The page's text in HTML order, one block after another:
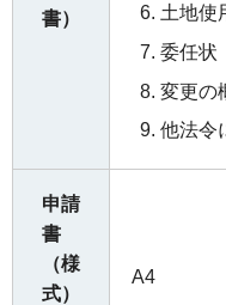
書）
土地使
委任状
変更の
他法令
申請
書
（様
式）
A4